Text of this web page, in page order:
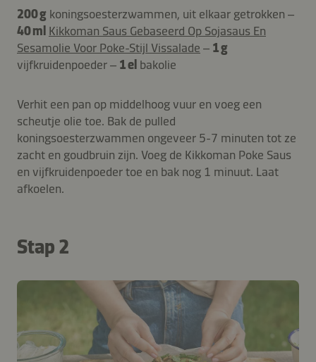
200 g koningsoesterzwammen, uit elkaar getrokken –
40 ml Kikkoman Saus Gebaseerd Op Sojasaus En
Sesamolie Voor Poke-Stijl Vissalade – 1 g
vijfkruidenpoeder – 1 el bakolie
Verhit een pan op middelhoog vuur en voeg een
scheutje olie toe. Bak de pulled
koningsoesterzwammen ongeveer 5-7 minuten tot ze
zacht en goudbruin zijn. Voeg de Kikkoman Poke Saus
en vijfkruidenpoeder toe en bak nog 1 minuut. Laat
afkoelen.
Stap 2